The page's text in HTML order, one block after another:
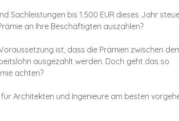
Sachleistungen bis 1.500 EUR dieses Jahr
an Ihre Beschäftigten auszahlen?
ist, dass die Prämien zwischen
ausgezahlt werden. Doch geht das so
achten?
Architekten und Ingenieure am besten